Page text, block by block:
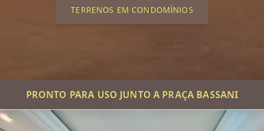
TERRENOS EM CONDOMÍNIOS
PRONTO PARA USO JUNTO A PRAÇA BASSANI